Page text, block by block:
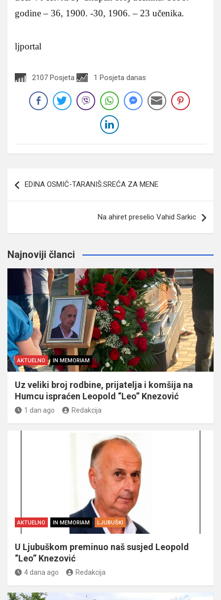
godine – 36, 1900. -30, 1906. – 23 učenika.
ljportal
2107 Posjeta 1 Posjeta danas
članaka
EDINA OSMIĆ-TARANIŠ:SREĆA ZA MENE
Na ahiret preselio Vahid Sarkic
Najnoviji članci
AKTUELNO IN MEMORIAM
Uz veliki broj rodbine, prijatelja i komšija na
Humcu ispraćen Leopold “Leo” Knezović
1 dan ago Redakcija
AKTUELNO IN MEMORIAM LJUBUŠKI
U Ljubuškom preminuo naš susjed Leopold
“Leo” Knezović
4 dana ago Redakcija